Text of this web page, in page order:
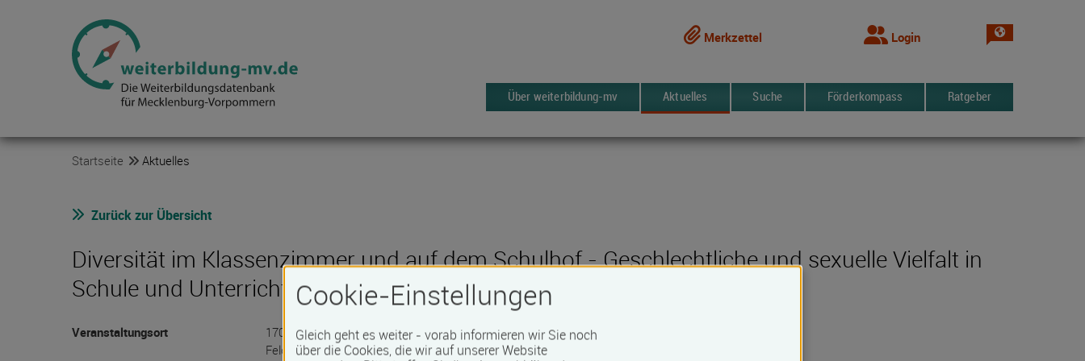
Merkzettel Login Sprache
Über weiterbildung-mv Aktuelles Suche Förderkompass Ratgeber
Startseite Aktuelles
Zurück zur Übersicht
Diversität im Klassenzimmer und auf dem Schulhof - Geschlechtliche und sexuelle Vielfalt in
Schule und Unterricht
Veranstaltungsort
17033 Neubrandenburg
Feldstraße 3 PHÖNIXEUM im Tagungsraum 11. Etage,/ggf. Tilly-Schanzen-
Cookie-Einstellungen
Gleich geht es weiter - vorab informieren wir Sie noch
über die Cookies, die wir auf unserer Website